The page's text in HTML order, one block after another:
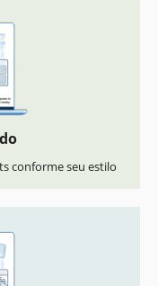
conforme seu estilo